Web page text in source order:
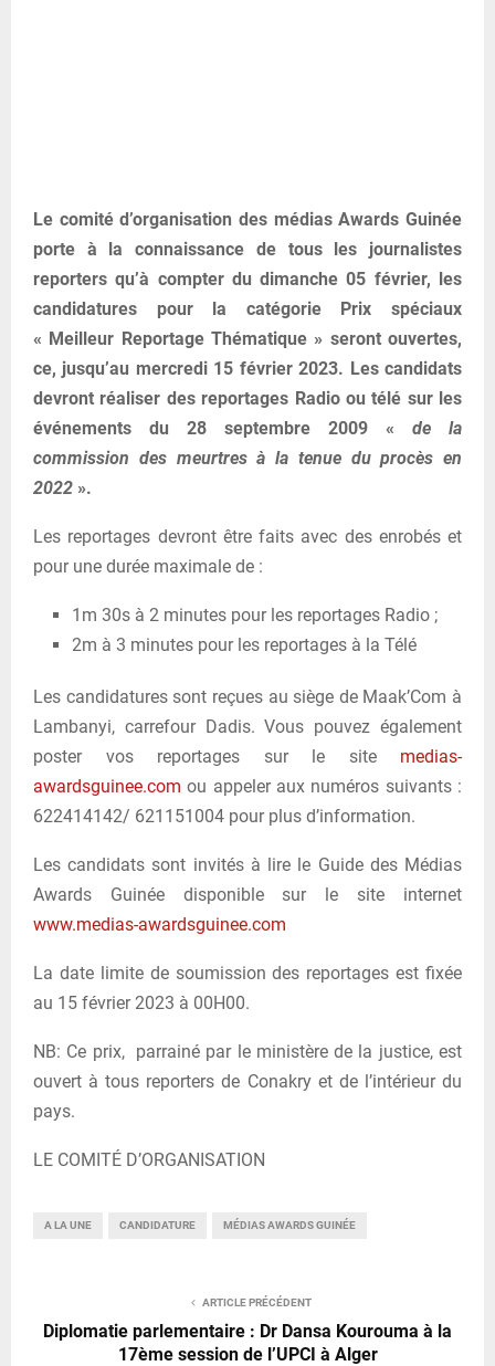
Le comité d’organisation des médias Awards Guinée
porte à la connaissance de tous les journalistes
reporters qu’à compter du dimanche 05 février, les
candidatures pour la catégorie Prix spéciaux
« Meilleur Reportage Thématique » seront ouvertes,
ce, jusqu’au mercredi 15 février 2023. Les candidats
devront réaliser des reportages Radio ou télé sur les
événements du 28 septembre 2009 « de la
commission des meurtres à la tenue du procès en
2022 ».
Les reportages devront être faits avec des enrobés et
pour une durée maximale de :
1m 30s à 2 minutes pour les reportages Radio ;
2m à 3 minutes pour les reportages à la Télé
Les candidatures sont reçues au siège de Maak’Com à
Lambanyi, carrefour Dadis. Vous pouvez également
poster vos reportages sur le site medias-
awardsguinee.comou appeler aux numéros suivants :
622414142/ 621151004 pour plus d’information.
Les candidats sont invités à lire le Guide des Médias
Awards Guinée disponible sur le site internet
www.medias-awardsguinee.com
La date limite de soumission des reportages est fixée
au 15 février 2023 à 00H00.
NB: Ce prix, parrainé par le ministère de la justice, est
ouvert à tous reporters de Conakry et de l’intérieur du
pays.
LE COMITÉ D’ORGANISATION
A LA UNE CANDIDATURE MÉDIAS AWARDS GUINÉE
ARTICLE PRÉCÉDENT
Diplomatie parlementaire : Dr Dansa Kourouma à la
17ème session de l’UPCI à Alger